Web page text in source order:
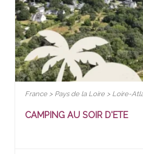
France > Pays de la Loire > Loire-
CAMPING AU SOIR D'ETE